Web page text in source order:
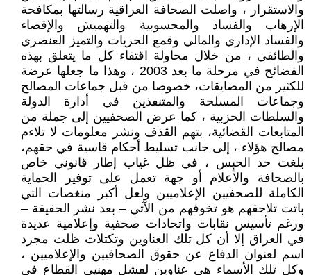
والاستقرار ، واصلت الصحافة العراقية رسالتها بمكافحة
الإرهاب والفساد والمحسوبية والتهميش والإقصاء
والفساد الإداري والمالي وقمع الحريات والتميز العنصري
والطائفي ، من خلال محاولة اقتفاء كل ما يتعلق بهذه
الفضائح في مرحلة ما بعد 2003 ، وهذا ما جعلها عرضة
للكثير من المضايقات، خصوصا من قبل جماعات المصالح
وجماعات المسلحة والمتنفذين في أدارة الدولة
والسلطات الحزبية ، كما عرض الصحفيين إلى جملة من
المتابعات القضائية، بتهم القذف ونشر معلومات لا تلاءم
مصالح هؤلاء ، إلى جانب تسليط أحكام قاسية في حقهم،
بلغت حد الحبس ، في ظل غياب إطار قانوني خاص
بالصحافة والأعلام أو جهة تعمل على توفير الحماية
الكاملة للصحفيين الإعلاميين ولعل أكبر منغصات التي
باتت تلاحقهم هو تخوفهم من الآتي – بعد نشر الحقيقة –
ورغم تأسيس نقابات واتحادات صحفية وإعلامية عديدة
في العراق إلا أن كل تلك العناوين وتكتلات ظلت مجرد
اسم لعنوان الدفاع عن حقوق الصحافيين والإعلاميين ،
وكل تلك الأسماء هي عناوين لفشل مهنيي القطاع في